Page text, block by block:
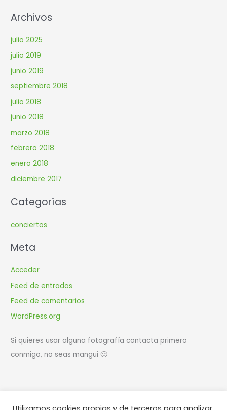
Archivos
julio 2025
julio 2019
junio 2019
septiembre 2018
julio 2018
junio 2018
marzo 2018
febrero 2018
enero 2018
diciembre 2017
Categorías
conciertos
Meta
Acceder
Feed de entradas
Feed de comentarios
WordPress.org
Si quieres usar alguna fotografía contacta primero
conmigo, no seas mangui 🙂